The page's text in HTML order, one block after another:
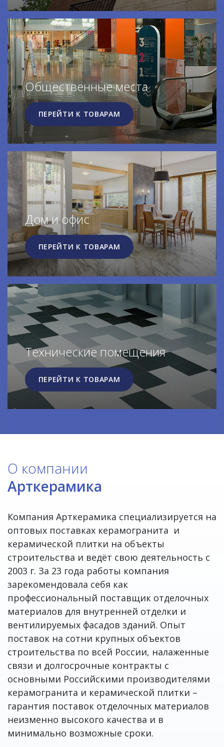
Общественные места
ПЕРЕЙТИ К ТОВАРАМ
Дом и офис
ПЕРЕЙТИ К ТОВАРАМ
Технические помещения
ПЕРЕЙТИ К ТОВАРАМ
О компании
Арткерамика
Компания Арткерамика специализируется на
оптовых поставках керамогранита и
керамической плитки на объекты
строительства и ведёт свою деятельность с
2003 г. За 23 года работы компания
зарекомендовала себя как
профессиональный поставщик отделочных
материалов для внутренней отделки и
вентилируемых фасадов зданий. Опыт
поставок на сотни крупных объектов
строительства по всей России, налаженные
связи и долгосрочные контракты с
основными Российскими производителями
керамогранита и керамической плитки –
гарантия поставок отделочных материалов
неизменно высокого качества и в
минимально возможные сроки.